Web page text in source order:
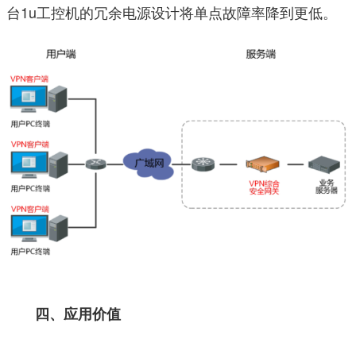
台1u工控机的冗余电源设计将单点故障率降到更低。
四、应用价值